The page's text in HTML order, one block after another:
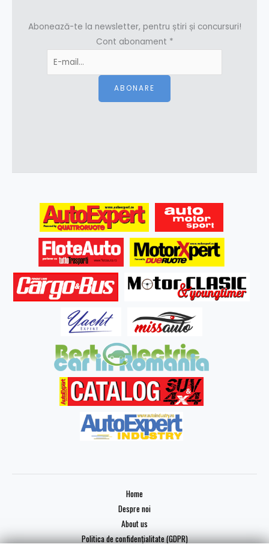
Abonează-te la newsletter, pentru știri și concursuri!
Cont abonament *
ABONARE
Home
Despre noi
About us
Politica de confidențialitate (GDPR)